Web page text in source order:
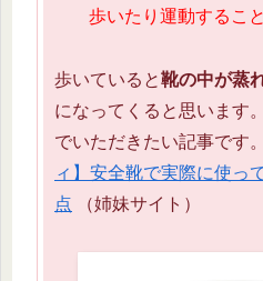
歩いたり運動するこ
歩いていると靴の中が蒸
になってくると思います
でいただきたい記事です
ィ】安全靴で実際に使っ
点 （姉妹サイト）